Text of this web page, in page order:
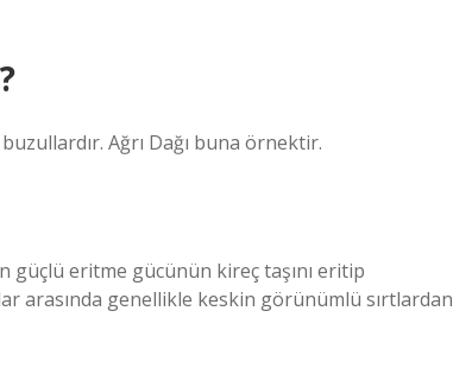
Ağrı Dağı buna örnektir.
güçlü eritme gücünün kireç taşını eritip
arasında genellikle keskin görünümlü sırtlardan